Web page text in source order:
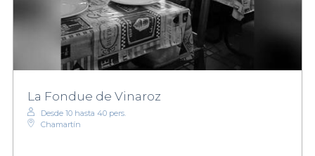
La Fondue de Vinaroz
Desde 10 hasta 40 pers.
Chamartín